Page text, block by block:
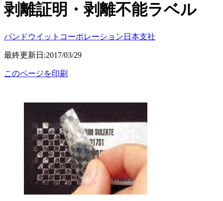
剥離証明・剥離不能ラベル
パンドウイットコーポレーション日本支社
最終更新日:2017/03/29
このページを印刷